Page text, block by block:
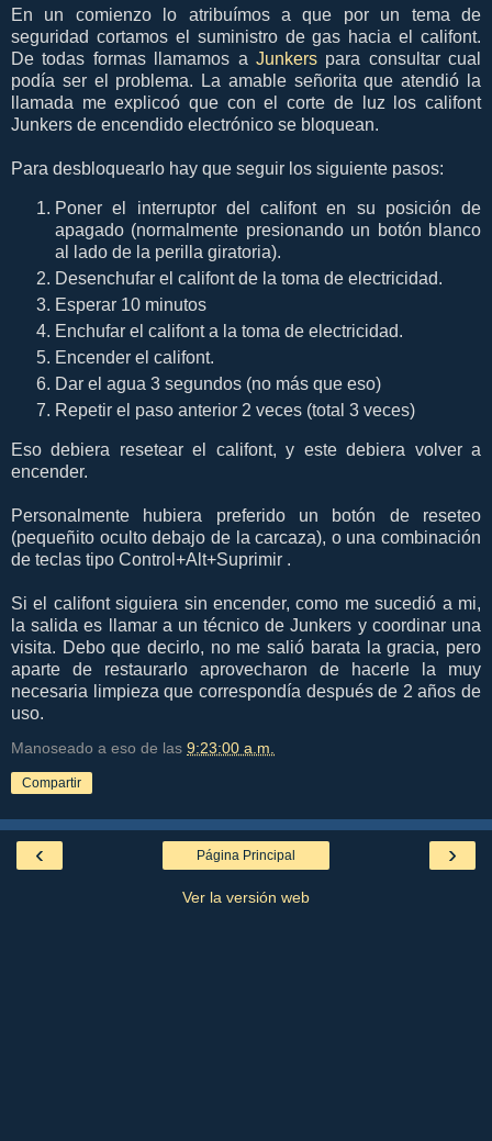
En un comienzo lo atribuímos a que por un tema de
seguridad cortamos el suministro de gas hacia el califont.
De todas formas llamamos a Junkerspara consultar cual
podía ser el problema. La amable señorita que atendió la
llamada me explicoó que con el corte de luz los califont
Junkers de encendido electrónico se bloquean.
Para desbloquearlo hay que seguir los siguiente pasos:
Poner el interruptor del califont en su posición de
apagado (normalmente presionando un botón blanco
al lado de la perilla giratoria).
Desenchufar el califont de la toma de electricidad.
Esperar 10 minutos
Enchufar el califont a la toma de electricidad.
Encender el califont.
Dar el agua 3 segundos (no más que eso)
Repetir el paso anterior 2 veces (total 3 veces)
Eso debiera resetear el califont, y este debiera volver a
encender.
Personalmente hubiera preferido un botón de reseteo
(pequeñito oculto debajo de la carcaza), o una combinación
de teclas tipo Control+Alt+Suprimir .
Si el califont siguiera sin encender, como me sucedió a mi,
la salida es llamar a un técnico de Junkers y coordinar una
visita. Debo que decirlo, no me salió barata la gracia, pero
aparte de restaurarlo aprovecharon de hacerle la muy
necesaria limpieza que correspondía después de 2 años de
uso.
Manoseado a eso de las 9:23:00 a.m.
Compartir
‹ ›
Página Principal
Ver la versión web